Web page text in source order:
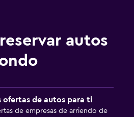
autos
ofertas de autos para ti
de empresas de arriendo de